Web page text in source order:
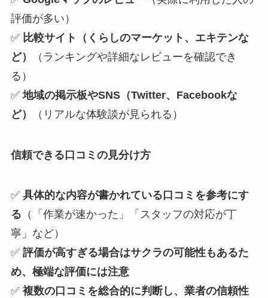
評価が多い）
✅ 比較サイト（くらしのマーケット、エキテンな
ど）
（ランキングや詳細なレビューを確認でき
る）
✅地域の掲示板やSNS（Twitter、Facebookな
ど）
（リアルな体験談が見られる）
信頼できる口コミの見分け方
✅ 具体的な内容が書かれている口コミを参考にす
る （「作業が速かった」「スタッフの対応が丁
寧」など）
✅ 評価が高すぎる場合はサクラの可能性もあるた
め、極端な評価には注意
✅ 複数の口コミを総合的に判断し、業者の信頼性